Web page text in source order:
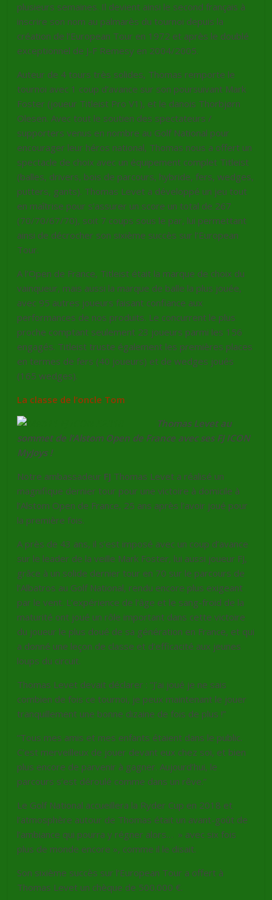
plusieurs semaines. Il devient ainsi le second français à
inscrire son nom au palmarès du tournoi depuis la
création de l’European Tour en 1972 et après le doublé
exceptionnel de J-F Remesy en 2004/2005.
Auteur de 4 tours très solides, Thomas remporte le
tournoi avec 1 coup d’avance sur son poursuivant Mark
Foster (joueur Titleist Pro V1), et le danois Thorbjørn
Olesen. Avec tout le soutien des spectateurs /
supporters venus en nombre au Golf National pour
encourager leur héros national, Thomas nous a offert un
spectacle de choix avec un équipement complet Titleist
(balles, drivers, bois de parcours, hybride, fers, wedges,
putters, gants). Thomas Levet a développé un jeu tout
en maîtrise pour s’assurer un score un total de 267
(70/70/67/70), soit 7 coups sous le par, lui permettant
ainsi de décrocher son sixième succès sur l’European
Tour.
A l’Open de France, Titleist était la marque de choix du
vainqueur, mais aussi la marque de balle la plus jouée,
avec 95 autres joueurs faisant confiance aux
performances de nos produits. Le concurrent le plus
proche comptant seulement 23 joueurs parmi les 156
engagés. Titleist truste également les premières places
en termes de fers (40 joueurs) et de wedges joués
(165 wedges).
La classe de l’oncle Tom
Thomas Levet au
sommet de l’Alstom Open de France avec ses FJ ICON
MyJoys !
Notre ambassadeur FJ Thomas Levet a réalisé un
magnifique dernier tour pour une victoire à domicile à
l’Alstom Open de France, 25 ans après l’avoir joué pour
la première fois.
A près de 43 ans, il s’est imposé avec un coup d’avance
sur le leader de la veille Mark Foster, lui aussi joueur FJ,
grâce à un solide dernier tour en 70 sur le parcours de
l’Albatros au Golf National, rendu encore plus exigeant
par le vent. L’expérience de l’âge et le sang-froid de la
maturité ont joué un rôle important dans cette victoire
du joueur le plus doué de sa génération en France, et qui
a donné une leçon de classe et d’efficacité aux jeunes
loups du circuit.
Thomas Levet devait déclarer : “J’ai joué je ne sais
combien de fois ce tournoi, je peux maintenant le jouer
tranquillement une bonne dizaine de fois de plus !”
“Tous mes amis et mes enfants étaient dans le public.
C’est merveilleux de jouer devant eux chez soi, et bien
plus encore de parvenir à gagner. Aujourd’hui, le
parcours s’est déroulé comme dans un rêve.”
Le Golf National accueillera la Ryder Cup en 2018 et
l’atmosphère autour de Thomas était un avant-goût de
l’ambiance qui pourra y régner alors… » avec six fois
plus de monde encore », comme il le disait.
Son sixième succès sur l’European Tour a offert à
Thomas Levet un chèque de 500.000 €.